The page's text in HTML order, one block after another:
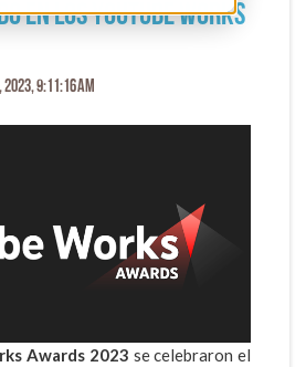
en los YouTube Works
9:11:16 AM
Awards 2023 se celebraron el